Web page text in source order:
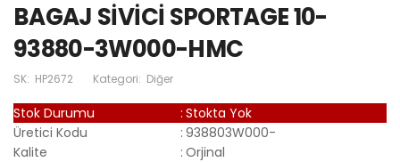
BAGAJ SİVİCİ SPORTAGE 10-
93880-3W000-HMC
SK: HP2672 Kategori: Diğer
Stok Durumu : Stokta Yok
Üretici Kodu
: 938803W000-
Kalite
: Orjinal